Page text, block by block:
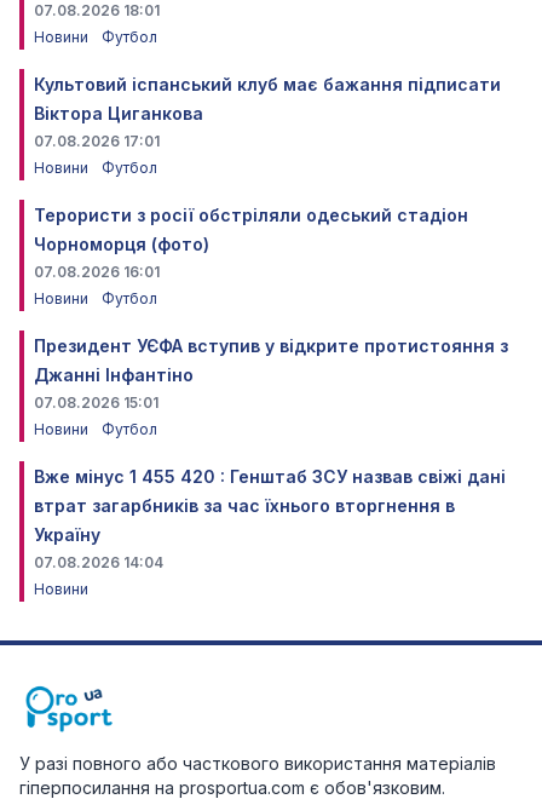
07.08.2026 18:01
Новини
Футбол
Культовий іспанський клуб має бажання підписати
Віктора Циганкова
07.08.2026 17:01
Новини
Футбол
Терористи з росії обстріляли одеський стадіон
Чорноморця (фото)
07.08.2026 16:01
Новини
Футбол
Президент УЄФА вступив у відкрите протистояння з
Джанні Інфантіно
07.08.2026 15:01
Новини
Футбол
Вже мінус 1 455 420 : Генштаб ЗСУ назвав свіжі дані
втрат загарбників за час їхнього вторгнення в
Україну
07.08.2026 14:04
Новини
У разі повного або часткового використання матеріалів
гіперпосилання на prosportua.com є обов'язковим.